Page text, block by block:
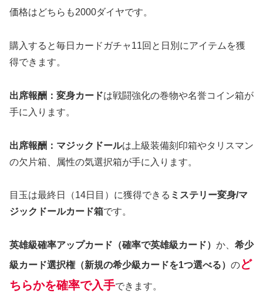
価格はどちらも2000ダイヤです。
購入すると毎日カードガチャ11回と日別にアイテムを獲
得できます。
出席報酬：変身カードは戦闘強化の巻物や名誉コイン箱が
手に入ります。
出席報酬：マジックドールは上級装備刻印箱やタリスマン
の欠片箱、属性の気選択箱が手に入ります。
目玉は最終日（14日目）に獲得できる ミステリー変身/マ
ジックドールカード箱です。
英雄級確率アップカード（確率で英雄級カード） か、 希少
級カード選択権（新規の希少級カードを1つ選べる） のど
ちらかを確率で入手できます。